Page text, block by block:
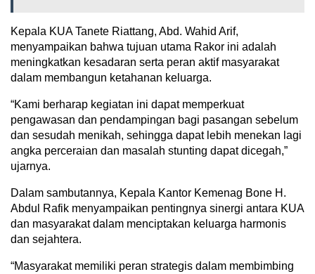
Kepala KUA Tanete Riattang, Abd. Wahid Arif,
menyampaikan bahwa tujuan utama Rakor ini adalah
meningkatkan kesadaran serta peran aktif masyarakat
dalam membangun ketahanan keluarga.
“Kami berharap kegiatan ini dapat memperkuat
pengawasan dan pendampingan bagi pasangan sebelum
dan sesudah menikah, sehingga dapat lebih menekan lagi
angka perceraian dan masalah stunting dapat dicegah,”
ujarnya.
Dalam sambutannya, Kepala Kantor Kemenag Bone H.
Abdul Rafik menyampaikan pentingnya sinergi antara KUA
dan masyarakat dalam menciptakan keluarga harmonis
dan sejahtera.
“Masyarakat memiliki peran strategis dalam membimbing